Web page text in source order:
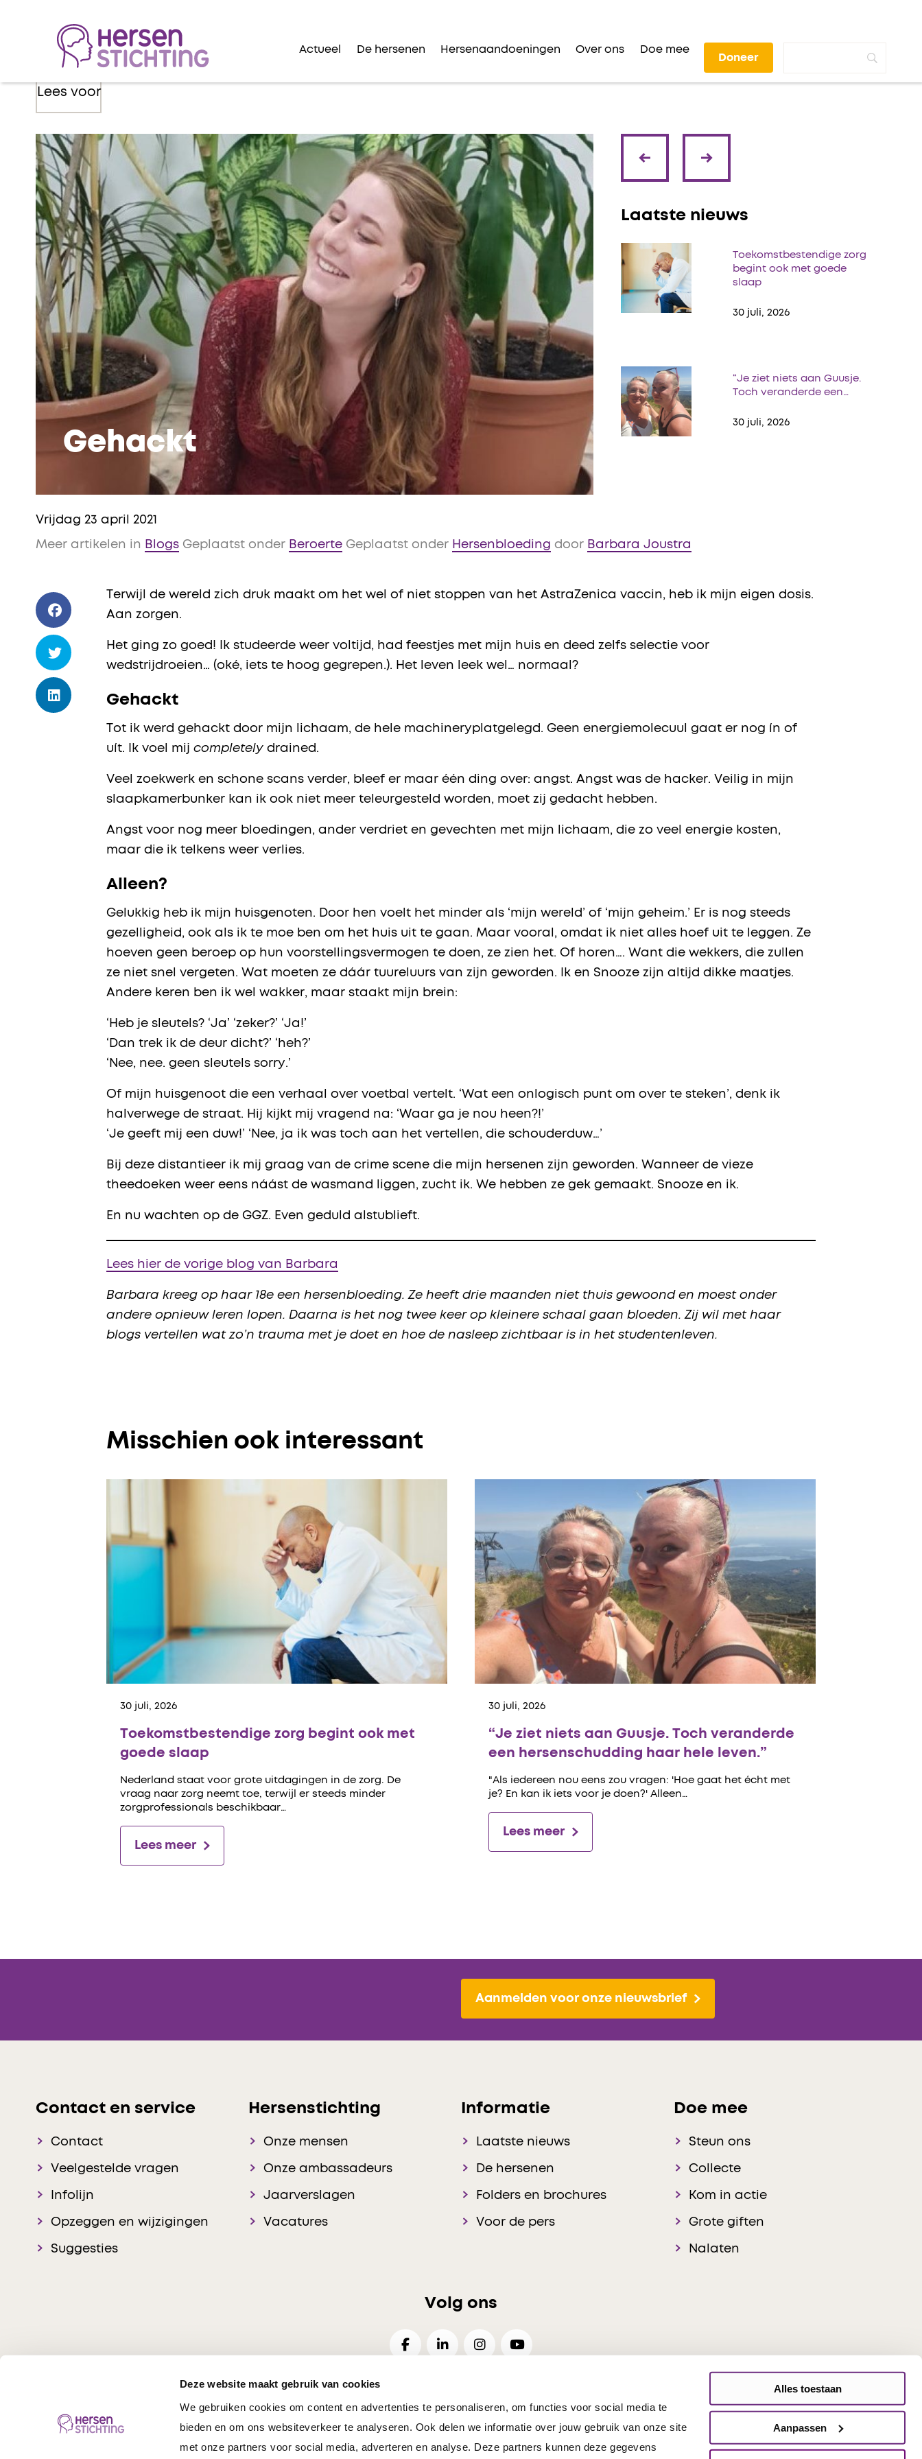
Deze website maakt gebruik van cookies
We gebruiken cookies om content en advertenties te personaliseren, om functies voor social media te
bieden en om ons websiteverkeer te analyseren. Ook delen we informatie over jouw gebruik van onze site
met onze partners voor social media, adverteren en analyse. Deze partners kunnen deze gegevens
Alles toestaan
Aanpassen
Actueel De hersenen Hersenaandoeningen Over ons Doe mee
Doneer
Lees voor
Gehackt
Laatste nieuws
Toekomstbestendige zorg
begint ook met goede
slaap
30 juli, 2026
“Je ziet niets aan Guusje.
Toch veranderde een…
30 juli, 2026
Vrijdag 23 april 2021
Meer artikelen in Blogs Geplaatst onder Beroerte Geplaatst onder Hersenbloeding door Barbara Joustra
Terwijl de wereld zich druk maakt om het wel of niet stoppen van het AstraZenica vaccin, heb ik mijn eigen dosis.
Aan zorgen.
Het ging zo goed! Ik studeerde weer voltijd, had feestjes met mijn huis en deed zelfs selectie voor
wedstrijdroeien… (oké, iets te hoog gegrepen.). Het leven leek wel… normaal?
Gehackt
Tot ik werd gehackt door mijn lichaam, de hele machineryplatgelegd. Geen energiemolecuul gaat er nog ín of
uít. Ik voel mijcompletelydrained.
Veel zoekwerk en schone scans verder, bleef er maar één ding over: angst. Angst was de hacker. Veilig in mijn
slaapkamerbunker kan ik ook niet meer teleurgesteld worden, moet zij gedacht hebben.
Angst voor nog meer bloedingen, ander verdriet en gevechten met mijn lichaam, die zo veel energie kosten,
maar die ik telkens weer verlies.
Alleen?
Gelukkig heb ik mijn huisgenoten. Door hen voelt het minder als ‘mijn wereld’ of ‘mijn geheim.’ Er is nog steeds
gezelligheid, ook als ik te moe ben om het huis uit te gaan. Maar vooral, omdat ik niet alles hoef uit te leggen. Ze
hoeven geen beroep op hun voorstellingsvermogen te doen, ze zien het. Of horen…. Want die wekkers, die zullen
ze niet snel vergeten. Wat moeten ze dáár tuureluurs van zijn geworden. Ik en Snooze zijn altijd dikke maatjes.
Andere keren ben ik wel wakker, maar staakt mijn brein:
‘Heb je sleutels? ‘Ja’ ‘zeker?’ ‘Ja!’
‘Dan trek ik de deur dicht?’ ‘heh?’
‘Nee, nee. geen sleutels sorry.’
Of mijn huisgenoot die een verhaal over voetbal vertelt. ‘Wat een onlogisch punt om over te steken’, denk ik
halverwege de straat. Hij kijkt mij vragend na: ‘Waar ga je nou heen?!’
‘Je geeft mij een duw!’ ‘Nee, ja ik was toch aan het vertellen, die schouderduw…’
Bij deze distantieer ik mij graag van de crime scene die mijn hersenen zijn geworden. Wanneer de vieze
theedoeken weer eens náást de wasmand liggen, zucht ik. We hebben ze gek gemaakt. Snooze en ik.
En nu wachten op de GGZ. Even geduld alstublieft.
Lees hier de vorige blog van Barbara
Barbara kreeg op haar 18e een hersenbloeding. Ze heeft drie maanden niet thuis gewoond en moest onder
andere opnieuw leren lopen. Daarna is het nog twee keer op kleinere schaal gaan bloeden. Zij wil met haar
blogs vertellen wat zo’n trauma met je doet en hoe de nasleep zichtbaar is in het studentenleven.
Misschien ook interessant
30 juli, 2026
Toekomstbestendige zorg begint ook met
goede slaap
Nederland staat voor grote uitdagingen in de zorg. De
vraag naar zorg neemt toe, terwijl er steeds minder
zorgprofessionals beschikbaar…
Lees meer
30 juli, 2026
“Je ziet niets aan Guusje. Toch veranderde
een hersenschudding haar hele leven.”
"Als iedereen nou eens zou vragen: 'Hoe gaat het écht met
je? En kan ik iets voor je doen?' Alleen…
Lees meer
Aanmelden voor onze nieuwsbrief
Contact en service
Contact
Veelgestelde vragen
Infolijn
Opzeggen en wijzigingen
Suggesties
Hersenstichting
Onze mensen
Onze ambassadeurs
Jaarverslagen
Vacatures
Informatie
Laatste nieuws
De hersenen
Folders en brochures
Voor de pers
Doe mee
Steun ons
Collecte
Kom in actie
Grote giften
Nalaten
Volg ons
Hersenstichting © 2026 Disclaimer Privacy Cookies Voorkeuren Responsible Disclosure